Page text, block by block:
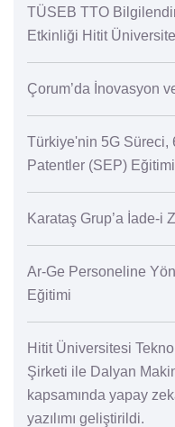
TÜSEB TTO
Etkinliği Hitit
Çorum’da İnovasyon
Türkiye'nin 5G Süreci,
Patentler (SEP) Eğitimi
Karataş Grup’a İade-i
Ar-Ge Personeline
Eğitimi
Hitit Üniversitesi
Şirketi ile Dalyan
kapsamında yapay
yazılımı geliştirildi.